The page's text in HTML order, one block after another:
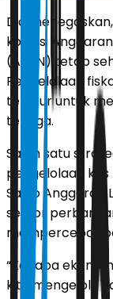
Dia
kondisi
(APBN) tetap
Pengelolaan
terukur untuk
terjaga.
Salah satu
pengelolaan
Saldo Anggaran
sektor
mempercepat
“Kenapa
kita mengelola